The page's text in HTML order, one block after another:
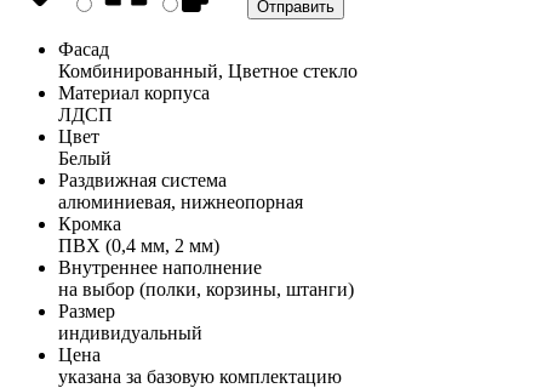
Фасад
Комбинированный, Цветное стекло
Материал корпуса
ЛДСП
Цвет
Белый
Раздвижная система
алюминиевая, нижнеопорная
Кромка
ПВХ (0,4 мм, 2 мм)
Внутреннее наполнение
на выбор (полки, корзины, штанги)
Размер
индивидуальный
Цена
указана за базовую комплектацию